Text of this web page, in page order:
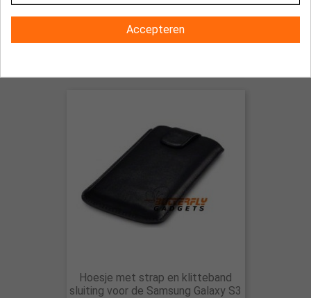
Sport armband voor o.a. Samsung
Galaxy, Ace en Nokia N8, N900
Hoesje met strap en klitteband
sluiting voor de Samsung Galaxy S3
Accepteren